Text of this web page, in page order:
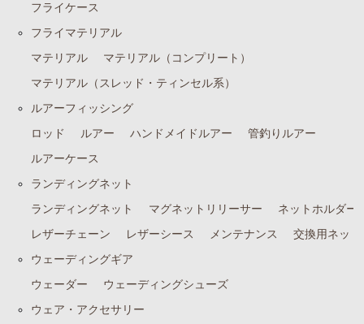
フライケース
フライマテリアル
マテリアル
マテリアル（コンプリート）
マテリアル（スレッド・ティンセル系）
ルアーフィッシング
ロッド
ルアー ハンドメイドルアー
管釣りルアー
ルアーケース
ランディングネット
ランディングネット
マグネットリリーサー
ネットホルダー
レザーチェーン
レザーシース メンテナンス
交換用ネット
ウェーディングギア
ウェーダー
ウェーディングシューズ
ウェア・アクセサリー